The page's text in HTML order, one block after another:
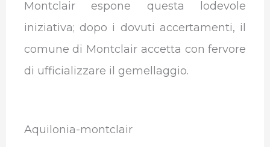
Montclair espone questa lodevole
iniziativa; dopo i dovuti accertamenti, il
comune di Montclair accetta con fervore
di ufficializzare il gemellaggio.
Aquilonia-montclair